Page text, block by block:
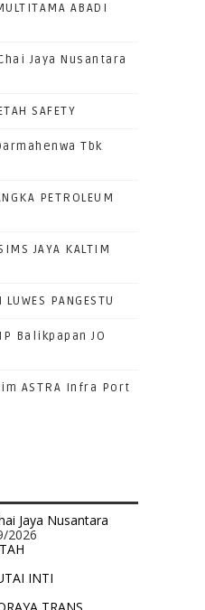
ABADI
Jaya Nusantara
SAFETY
Tbk
PETROLEUM
JAYA KALTIM
PANGESTU
Balikpapan JO
ASTRA Infra Port
Jaya Nusantara
2026
INTI